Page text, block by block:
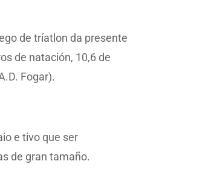
de tríatlon da presente
de natación, 10,6 de
Fogar).
e tivo que ser
de gran tamaño.